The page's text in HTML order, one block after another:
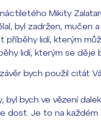
Mikity
byl zadržen, mučen
příběhy lidí, kterým
lidí, kterým se děje
bych použil citát
bych ve vězení
dost. Je to na každém